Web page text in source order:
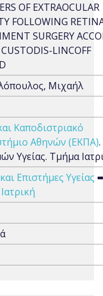
OF EXTRAOCULAR
FOLLOWING
SURGERY
LINCOFF
Μιχαήλ
Καποδιστριακό
Αθηνών (ΕΚΠΑ)
Υγείας. Τμήμα
Επιστήμες Υγείας